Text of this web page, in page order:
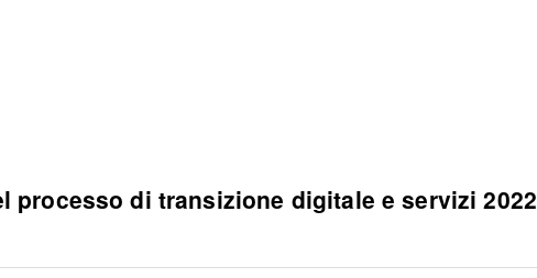
processo di transizione digitale e servizi 2022